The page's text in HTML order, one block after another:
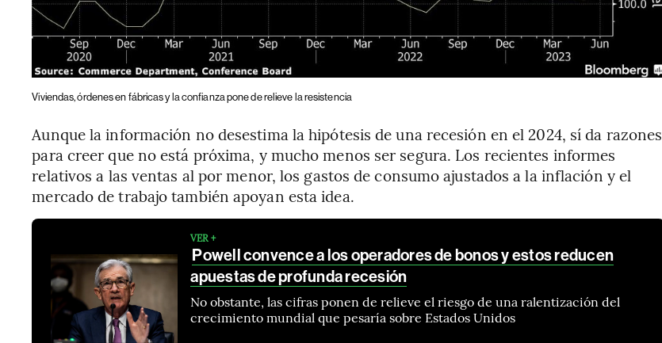
Viviendas, órdenes en fábricas y la confianza pone de relieve la resistencia
Aunque la información no desestima la hipótesis de una recesión en el 2024, sí da razones
para creer que no está próxima, y mucho menos ser segura. Los recientes informes
relativos a las ventas al por menor, los gastos de consumo ajustados a la inflación y el
mercado de trabajo también apoyan esta idea.
VER +
Powell convence a los operadores de bonos y estos reducen
apuestas de profunda recesión
No obstante, las cifras ponen de relieve el riesgo de una ralentización del
crecimiento mundial que pesaría sobre Estados Unidos